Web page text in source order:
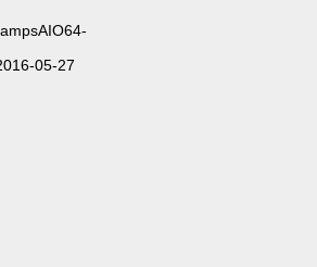
05-27